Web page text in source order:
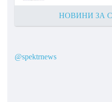
НОВИНИ ЗА
@spektrnews